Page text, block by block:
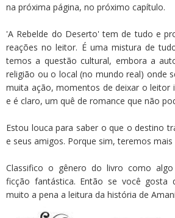
na próxima página, no próximo capítulo.
'A Rebelde do Deserto' tem de tudo e
reações no leitor. É uma mistura de
temos a questão cultural, embora a
religião ou o local (no mundo real) onde
muita ação, momentos de deixar o leitor
e é claro, um quê de romance que não
Estou louca para saber o que o destino
e seus amigos. Porque sim, teremos mais
Classifico o gênero do livro como
ficção fantástica. Então se você gosta
muito a pena a leitura da história de